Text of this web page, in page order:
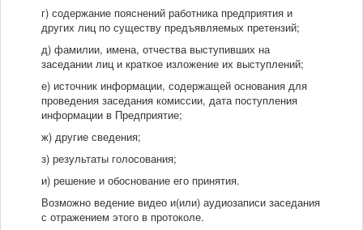
г) содержание пояснений работника предприятия и
других лиц по существу предъявляемых претензий;
д) фамилии, имена, отчества выступивших на
заседании лиц и краткое изложение их выступлений;
е) источник информации, содержащей основания для
проведения заседания комиссии, дата поступления
информации в Предприятие;
ж) другие сведения;
з) результаты голосования;
и) решение и обоснование его принятия.
Возможно ведение видео и(или) аудиозаписи заседания
с отражением этого в протоколе.